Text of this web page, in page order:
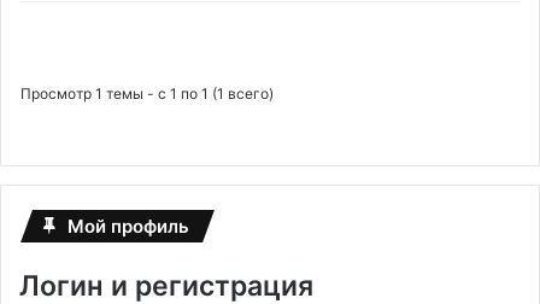
Просмотр 1 темы - с 1 по 1 (1 всего)
Мой профиль
Логин и регистрация